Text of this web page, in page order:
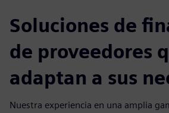
Soluciones de
de proveedores
adaptan a sus
Nuestra experiencia en una amplia